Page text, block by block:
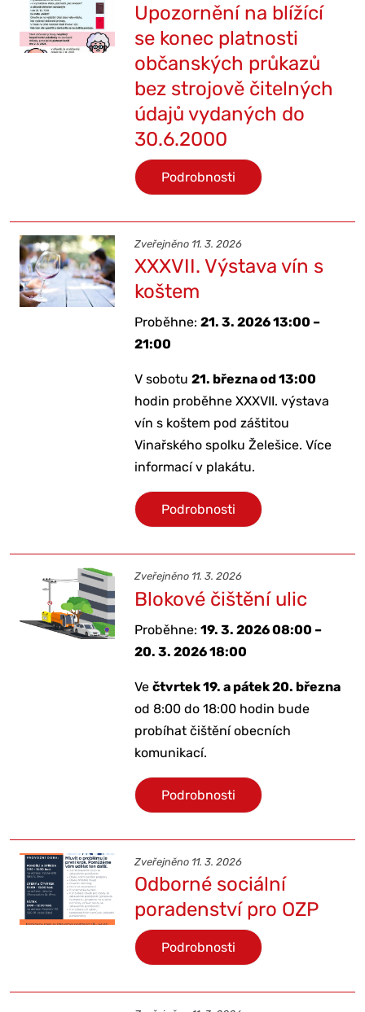
Upozornění na blížící
se konec platnosti
občanských průkazů
bez strojově čitelných
údajů vydaných do
30.6.2000
Podrobnosti
Zveřejněno 11. 3. 2026
XXXVII. Výstava vín s
koštem
Proběhne:21. 3. 2026 13:00 –
21:00
V sobotu21. března od 13:00
hodin proběhne XXXVII. výstava
vín s koštem pod záštitou
Vinařského spolku Želešice. Více
informací v plakátu.
Podrobnosti
Zveřejněno 11. 3. 2026
Blokové čištění ulic
Proběhne:19. 3. 2026 08:00 –
20. 3. 2026 18:00
Večtvrtek 19. a pátek 20. března
od 8:00 do 18:00 hodin bude
probíhatčištění obecních
komunikací.
Podrobnosti
Zveřejněno 11. 3. 2026
Odborné sociální
poradenství pro OZP
Podrobnosti